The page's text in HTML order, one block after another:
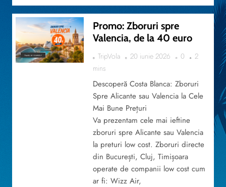
TRAVEL BY YOURSELF
Promo: Zboruri spre
Valencia, de la 40 euro
TripVola 20 iunie 2026 0
2
mins
Descoperă Costa Blanca: Zboruri
Spre Alicante sau Valencia la Cele
Mai Bune Prețuri
Va prezentam cele mai ieftine
zboruri spre Alicante sau Valencia
la preturi low cost. Zboruri directe
din București, Cluj, Timișoara
operate de companii low cost cum
ar fi: Wizz Air,